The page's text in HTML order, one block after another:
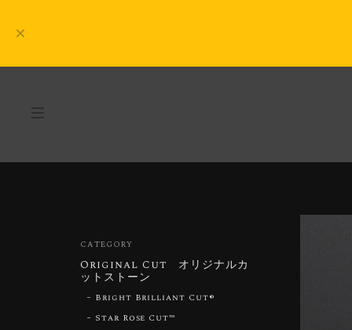
CATEGORY
Original Cut オリジナルカ
ットストーン
Bright Brilliant Cut®︎
Star Rose Cut™︎